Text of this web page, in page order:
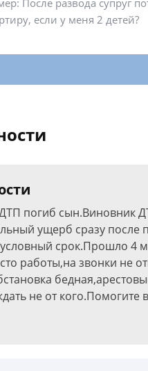
ДТП погиб сын.Виновник
ущерб сразу после
срок.Прошло 4
работы,на звонки не
не от кого.Помогите